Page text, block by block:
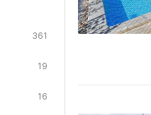
361
19
16